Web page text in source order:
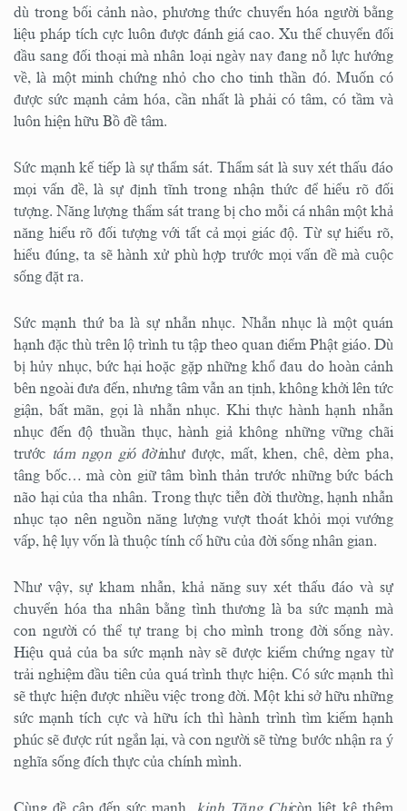
dù trong bối cảnh nào, phương thức chuyển hóa người bằng
liệu pháp tích cực luôn được đánh giá cao. Xu thế chuyển đối
đầu sang đối thoại mà nhân loại ngày nay đang nỗ lực hướng
về, là một minh chứng nhỏ cho cho tinh thần đó. Muốn có
được sức mạnh cảm hóa, cần nhất là phải có tâm, có tầm và
luôn hiện hữu Bồ đề tâm.
Sức mạnh kế tiếp là sự thẩm sát. Thẩm sát là suy xét thấu đáo
mọi vấn đề, là sự định tĩnh trong nhận thức để hiểu rõ đối
tượng. Năng lượng thẩm sát trang bị cho mỗi cá nhân một khả
năng hiểu rõ đối tượng với tất cả mọi giác độ. Từ sự hiểu rõ,
hiểu đúng, ta sẽ hành xử phù hợp trước mọi vấn đề mà cuộc
sống đặt ra.
Sức mạnh thứ ba là sự nhẫn nhục. Nhẫn nhục là một quán
hạnh đặc thù trên lộ trình tu tập theo quan điểm Phật giáo. Dù
bị hủy nhục, bức hại hoặc gặp những khổ đau do hoàn cảnh
bên ngoài đưa đến, nhưng tâm vẫn an tịnh, không khởi lên tức
giận, bất mãn, gọi là nhẫn nhục. Khi thực hành hạnh nhẫn
nhục đến độ thuần thục, hành giả không những vững chãi
trước tám ngọn gió đờinhư được, mất, khen, chê, dèm pha,
tâng bốc… mà còn giữ tâm bình thản trước những bức bách
não hại của tha nhân. Trong thực tiễn đời thường, hạnh nhẫn
nhục tạo nên nguồn năng lượng vượt thoát khỏi mọi vướng
vấp, hệ lụy vốn là thuộc tính cố hữu của đời sống nhân gian.
Như vậy, sự kham nhẫn, khả năng suy xét thấu đáo và sự
chuyển hóa tha nhân bằng tình thương là ba sức mạnh mà
con người có thể tự trang bị cho mình trong đời sống này.
Hiệu quả của ba sức mạnh này sẽ được kiểm chứng ngay từ
trải nghiệm đầu tiên của quá trình thực hiện. Có sức mạnh thì
sẽ thực hiện được nhiều việc trong đời. Một khi sở hữu những
sức mạnh tích cực và hữu ích thì hành trình tìm kiếm hạnh
phúc sẽ được rút ngắn lại, và con người sẽ từng bước nhận ra ý
nghĩa sống đích thực của chính mình.